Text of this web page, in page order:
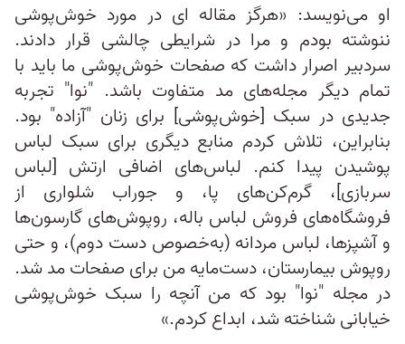
او می‌نویسد: «هرگز مقاله ای در مورد خوش‌پوشی
ننوشته بودم و مرا در شرایطی چالشی قرار دادند.
سردبیر اصرار داشت که صفحات خوش‌پوشی ما باید با
تمام دیگر مجله‌های مد متفاوت باشد. "نوا" تجربه
جدیدی در سبک [خوش‌پوشی] برای زنان "آزاده" بود.
بنابراین، تلاش کردم منابع دیگری برای سبک لباس
پوشیدن پیدا کنم. لباس‌های اضافی ارتش [لباس
سربازی]، گرم‌کن‌های پا، و جوراب شلواری از
فروشگاه‌های فروش لباس باله، روپوش‌های گارسون‌ها
و آشپزها، لباس مردانه (به‌خصوص دست دوم)، و حتی
روپوش بیمارستان، دست‌مایه من برای صفحات مد شد.
در مجله "نوا" بود که من آنچه را سبک خوش‌پوشی
خیابانی شناخته شد، ابداع کردم.»